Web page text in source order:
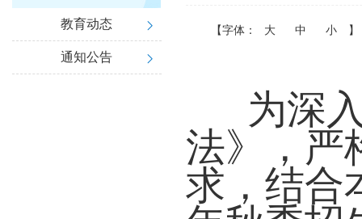
教育动态
通知公告
【字体： 大 中 小 】
为深
法》，严
求，结合